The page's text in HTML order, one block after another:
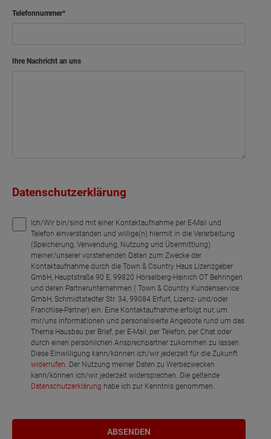
Telefonnummer
Ihre Nachricht an uns
Datenschutzerklärung
Ich/Wir bin/sind mit einer Kontaktaufnahme per E-Mail und
Telefon einverstanden und willige(n) hiermit in die Verarbeitung
(Speicherung, Verwendung, Nutzung und Übermittlung)
meiner/unserer vorstehenden Daten zum Zwecke der
Kontaktaufnahme durch die Town & Country Haus Lizenzgeber
GmbH, Hauptstraße 90 E, 99820 Hörselberg-Hainich OT Behringen
und deren Partnerunternehmen ( Town & Country Kundenservice
GmbH, Schmidtstedter Str. 34, 99084 Erfurt, Lizenz- und/oder
Franchise-Partner) ein. Eine Kontaktaufnahme erfolgt nur, um
mir/uns Informationen und personalisierte Angebote rund um das
Thema Hausbau per Brief, per E-Mail, per Telefon, per Chat oder
durch einen persönlichen Ansprechpartner zukommen zu lassen.
Diese Einwilligung kann/können ich/wir jederzeit für die Zukunft
widerrufen. Der Nutzung meiner Daten zu Werbezwecken
kann/können ich/wir jederzeit widersprechen. Die geltende
Datenschutzerklärung habe ich zur Kenntnis genommen.